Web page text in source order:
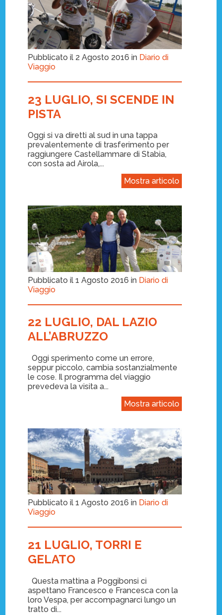
Pubblicato il 2 Agosto 2016 in Diario di
Viaggio
23 LUGLIO, SI SCENDE IN
PISTA
Oggi si va diretti al sud in una tappa
prevalentemente di trasferimento per
raggiungere Castellammare di Stabia,
con sosta ad Airola,...
Mostra articolo
Pubblicato il 1 Agosto 2016 in Diario di
Viaggio
22 LUGLIO, DAL LAZIO
ALL’ABRUZZO
Oggi sperimento come un errore,
seppur piccolo, cambia sostanzialmente
le cose. Il programma del viaggio
prevedeva la visita a...
Mostra articolo
Pubblicato il 1 Agosto 2016 in Diario di
Viaggio
21 LUGLIO, TORRI E
GELATO
Questa mattina a Poggibonsi ci
aspettano Francesco e Francesca con la
loro Vespa, per accompagnarci lungo un
tratto di...